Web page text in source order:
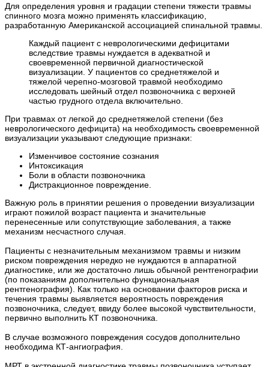
Для определения уровня и градации степени тяжести травмы
спинного мозга можно применять классификацию,
разработанную Американской ассоциацией спинальной травмы.
Каждый пациент с неврологическими дефицитами
вследствие травмы нуждается в адекватной и
своевременной первичной диагностической
визуализации. У пациентов со среднетяжелой и
тяжелой черепно-мозговой травмой необходимо
исследовать шейный отдел позвоночника с верхней
частью грудного отдела включительно.
При травмах от легкой до среднетяжелой степени (без
неврологического дефицита) на необходимость своевременной
визуализации указывают следующие признаки:
Изменчивое состояние сознания
Интоксикация
Боли в области позвоночника
Дистракционное повреждение.
Важную роль в принятии решения о проведении визуализации
играют пожилой возраст пациента и значительные
перенесенные или сопутствующие заболевания, а также
механизм несчастного случая.
Пациенты с незначительным механизмом травмы и низким
риском повреждения нередко не нуждаются в аппаратной
диагностике, или же достаточно лишь обычной рентгенографии
(по показаниям дополнительно функциональная
рентгенография). Как только на основании факторов риска и
течения травмы выявляется вероятность повреждения
позвоночника, следует, ввиду более высокой чувствительности,
первично выполнить КТ позвоночника.
В случае возможного повреждения сосудов дополнительно
необходима КТ-ангиография.